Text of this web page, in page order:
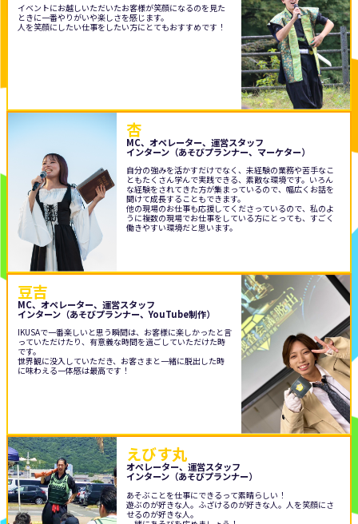
イベントにお越しいただいたお客様が笑顔になるのを見た
ときに一番やりがいや楽しさを感じます。
人を笑顔にしたい仕事をしたい方にとてもおすすめです！
杏
MC、オペレーター、運営スタッフ
インターン（あそびプランナー、マーケター）
自分の強みを活かすだけでなく、未経験の業務や苦手なこ
ともたくさん学んで実践できる、素敵な環境です。いろん
な経験をされてきた方が集まっているので、幅広くお話を
聞けて成長することもできます。
他の現場のお仕事も応援してくださっているので、私のよ
うに複数の現場でお仕事をしている方にとっても、すごく
働きやすい環境だと思います。
豆吉
MC、オペレーター、運営スタッフ
インターン（あそびプランナー、YouTube制作）
IKUSAで一番楽しいと思う瞬間は、お客様に楽しかったと言
っていただけたり、有意義な時間を過ごしていただけた時
です。
世界観に没入していただき、お客さまと一緒に脱出した時
に味わえる一体感は最高です！
えびす丸
オペレーター、運営スタッフ
インターン（あそびプランナー）
あそぶことを仕事にできるって素晴らしい！
遊ぶのが好きな人。ふざけるのが好きな人。人を笑顔にさ
せるのが好きな人。